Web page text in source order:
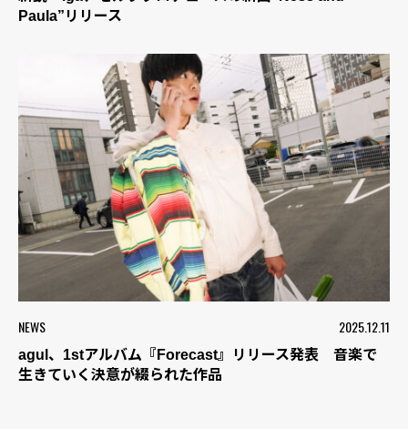
Paula”リリース
NEWS 2025.12.11
agul、1stアルバム『Forecast』リリース発表 音楽で
生きていく決意が綴られた作品